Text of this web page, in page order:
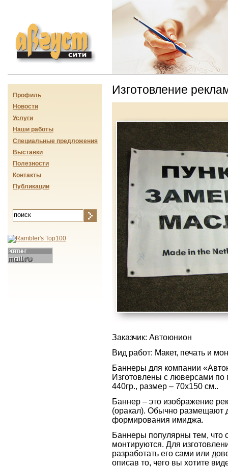
Август-сити
Изготовление
Заказчик: Автоюнион
Вид работ: Макет, печать и
Баннеры для компании
Изготовлены с люверсами по
440гр., размер – 70х150 см..
Баннер – это изображение
(оракал). Обычно размещают
формирования имиджа.
Баннеры популярны тем, что
монтируются. Для
разработать его сами или
описав то, чего вы хотите
Профиль
Новости
Услуги
Наши работы
Специальные предложения
Выставки
Полезности
Контакты
Публикации